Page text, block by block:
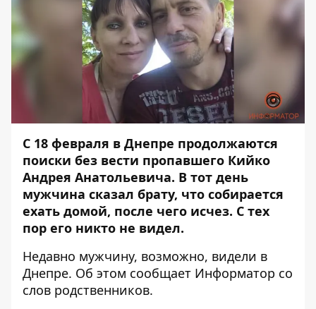
С 18 февраля в Днепре продолжаются
поиски без вести пропавшего Кийко
Андрея Анатольевича. В тот день
мужчина сказал брату, что собирается
ехать домой, после чего исчез. С тех
пор его никто не видел.
Недавно мужчину, возможно, видели в
Днепре. Об этом сообщает Информатор со
слов родственников.